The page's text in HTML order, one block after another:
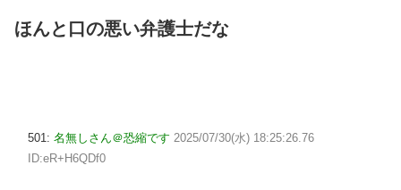
ほんと口の悪い弁護士だな
501: 名無しさん＠恐縮です 2025/07/30(水) 18:25:26.76
ID:eR+H6QDf0